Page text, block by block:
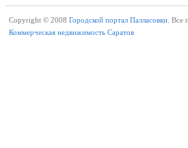
Copyright © 2008 Городской портал Палласовки. Все
Коммерческая недвижимость Саратов